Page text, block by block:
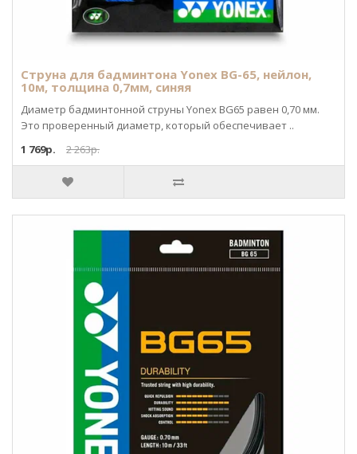
Струна для бадминтона Yonex BG-65, нейлон,
10м, толщина 0,7мм, синяя
Диаметр бадминтонной струны Yonex BG65 равен 0,70 мм.
Это проверенный диаметр, который обеспечивает ..
1 769р.
2 263р.